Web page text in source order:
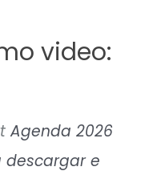
video:
Agenda 2026
descargar e